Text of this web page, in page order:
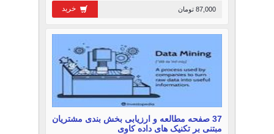
خرید 87,000 تومان
37 صفحه مطالعه و ارزیابی بخش بندی مشتریان
مبتنی بر تکنیک های داده کاوی